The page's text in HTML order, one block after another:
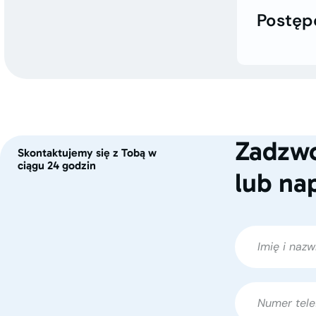
Skontaktujemy się z Tobą w
ciągu 24 godzin
lub